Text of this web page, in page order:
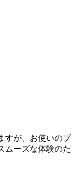
すが、お使いのブ
ムーズな体験のた